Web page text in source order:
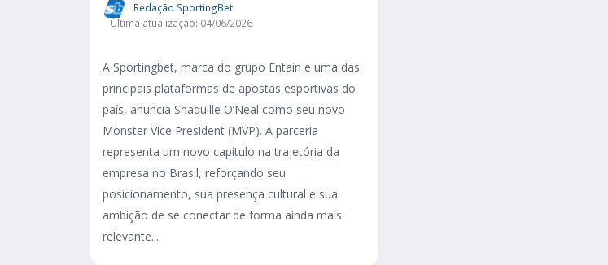
Redação SportingBet
Última atualização: 04/06/2026
A Sportingbet, marca do grupo Entain e uma das
principais plataformas de apostas esportivas do
país, anuncia Shaquille O’Neal como seu novo
Monster Vice President (MVP). A parceria
representa um novo capítulo na trajetória da
empresa no Brasil, reforçando seu
posicionamento, sua presença cultural e sua
ambição de se conectar de forma ainda mais
relevante...